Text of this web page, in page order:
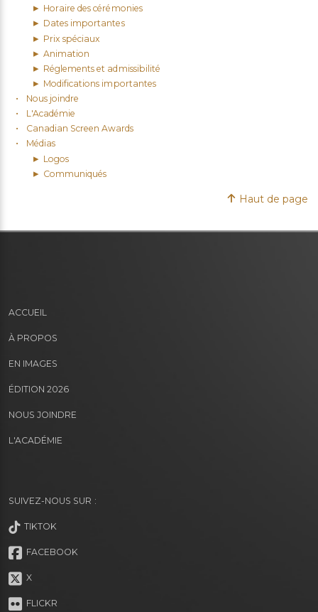
Horaire des cérémonies
Dates importantes
Prix spéciaux
Animation
Réglements et admissibilité
Modifications importantes
Nous joindre
L'Académie
Canadian Screen Awards
Médias
Logos
Communiqués
Haut de page
ACCUEIL
À PROPOS
EN IMAGES
ÉDITION 2026
NOUS JOINDRE
L'ACADÉMIE
SUIVEZ-NOUS SUR :
TIKTOK
FACEBOOK
X
FLICKR